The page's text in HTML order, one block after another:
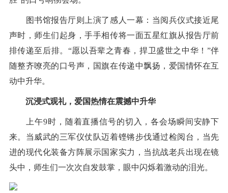
图书馆报告厅则上演了感人一幕：当阅兵仪式接近尾
声时，师生们起身，手手相传将一面五星红旗从报告厅前
排传递至后排。“愿以吾辈之青春，捍卫盛世之中华！”伴
随整齐嘹亮的口号声，国旗在传递中飘扬，爱国情怀在互
动中升华。
沉浸式观礼，爱国热情在震撼中升华
上午9时，随着直播信号的切入，各会场瞬间安静下
来。当威武的三军仪仗队迈着铿锵步伐通过检阅台，当先
进的现代化装备方阵展示国家实力，当抗战老兵出现在镜
头中，师生们一次次自发鼓掌，眼中闪烁着激动的泪光。